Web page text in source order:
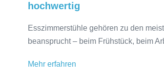
hochwertig
Esszimmerstühle gehören zu den
beansprucht – beim Frühstück, beim
Mehr erfahren